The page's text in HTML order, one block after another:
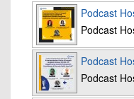
Podcast
Podcast
Podcast
Podcast